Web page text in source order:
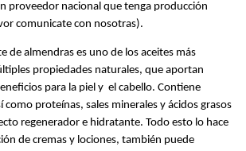
proveedor nacional que tenga producción
comunicate con nosotras).
de almendras es uno de los aceites más
propiedades naturales, que aportan
para la piel y  el cabello. Contiene
como proteínas, sales minerales y ácidos grasos
regenerador e hidratante. Todo esto lo hace
de cremas y lociones, también puede